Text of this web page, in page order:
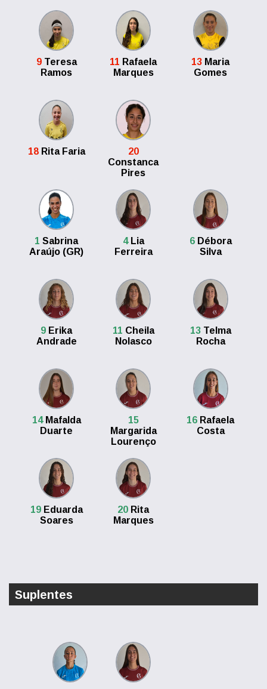
9Teresa
Ramos
11 Rafaela
Marques
13 Maria
Gomes
18Rita Faria
20
Constanca
Pires
1 Sabrina
Araújo (GR)
4Lia
Ferreira
6Débora
Silva
9 Erika
Andrade
11 Cheila
Nolasco
13Telma
Rocha
14Mafalda
Duarte
15
Margarida
Lourenço
16 Rafaela
Costa
19Eduarda
Soares
20 Rita
Marques
Suplentes